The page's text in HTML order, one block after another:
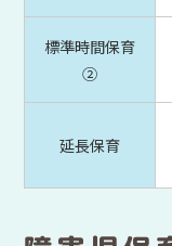
標準時間保育
②
延長保育